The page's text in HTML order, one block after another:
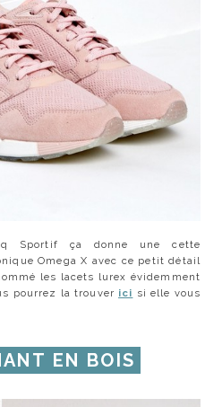
Sportif ça donne une cette
Omega X avec ce petit détail
les lacets lurex évidemment
pourrez la trouver ici si elle vous
EN BOIS